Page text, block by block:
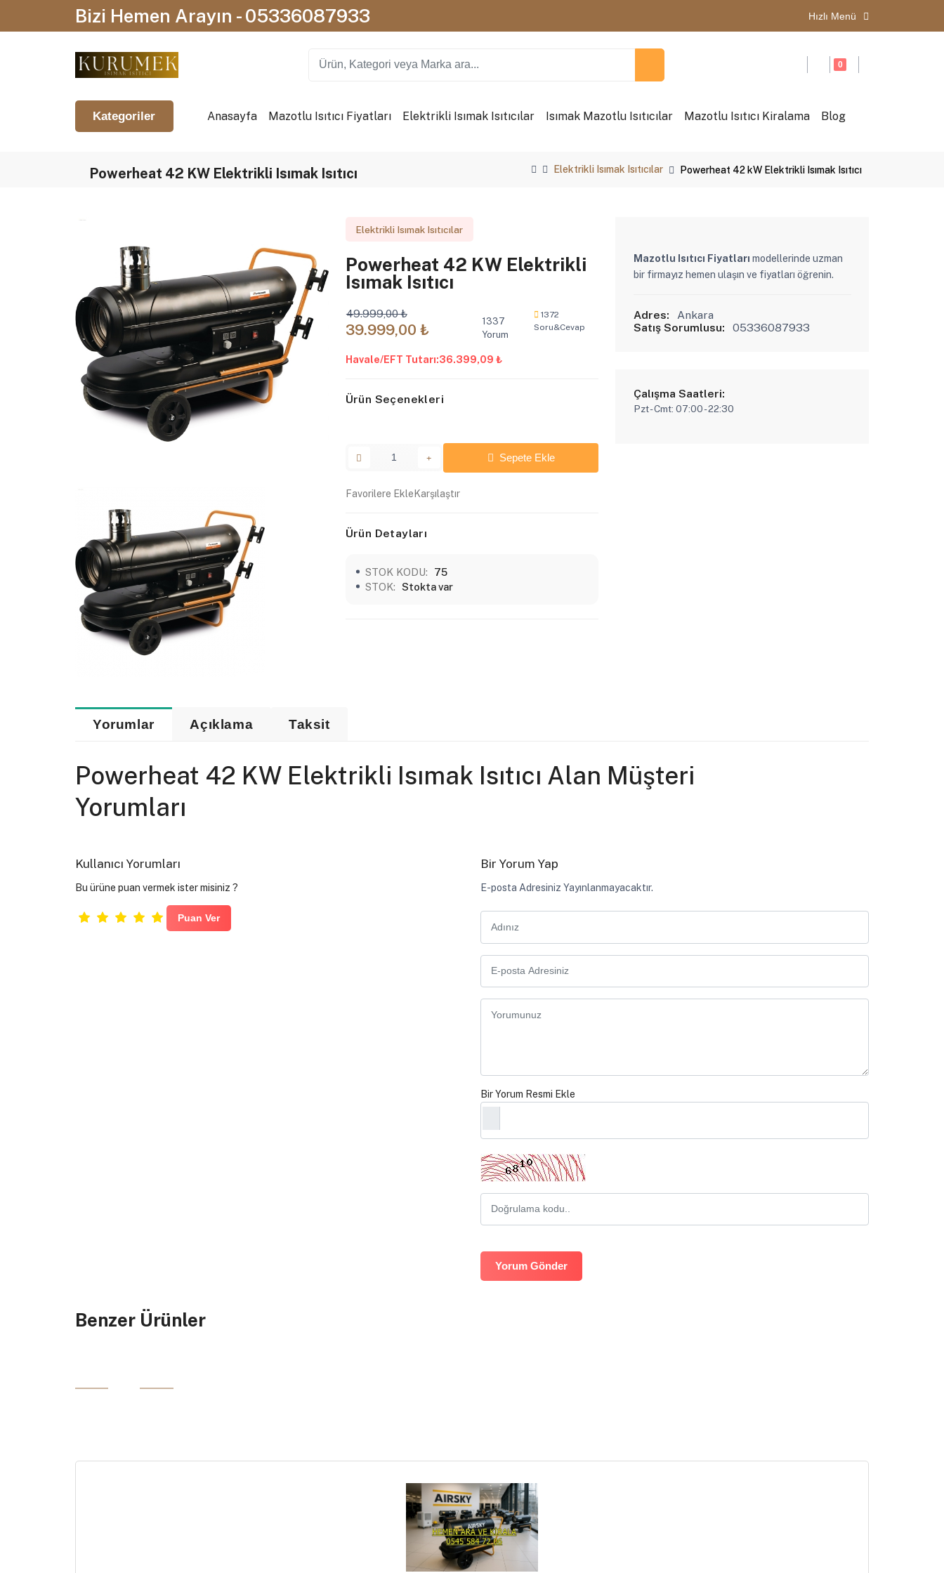
Bizi Hemen Arayın - 05336087933 Hızlı Menü
0
Kategoriler Anasayfa Mazotlu Isıtıcı Fiyatları Elektrikli Isımak Isıtıcılar Isımak Mazotlu Isıtıcılar Mazotlu Isıtıcı Kiralama Blog
Powerheat 42 KW Elektrikli Isımak Isıtıcı Elektrikli Isımak Isıtıcılar Powerheat 42 kW Elektrikli Isımak Isıtıcı
Elektrikli Isımak Isıtıcılar
Powerheat 42 KW Elektrikli
Isımak Isıtıcı
49.999,00 ₺
39.999,00 ₺
1337
Yorum
1372
Soru&Cevap
Havale/EFT Tutarı:36.399,09 ₺
Ürün Seçenekleri
Sepete Ekle
Favorilere EkleKarşılaştır
Ürün Detayları
STOK KODU:
75
STOK: Stokta var
Mazotlu Isıtıcı Fiyatları modellerinde uzman
bir firmayız hemen ulaşın ve fiyatları öğrenin.
Adres:
Ankara
Satış Sorumlusu:
05336087933
Çalışma Saatleri:
Pzt - Cmt: 07:00 - 22:30
Yorumlar Açıklama Taksit
Powerheat 42 KW Elektrikli Isımak Isıtıcı Alan Müşteri
Yorumları
Kullanıcı Yorumları
Bu ürüne puan vermek ister misiniz ?
Bir Yorum Yap
E-posta Adresiniz Yayınlanmayacaktır.
Bir Yorum Resmi Ekle
Yorum Gönder
Benzer Ürünler